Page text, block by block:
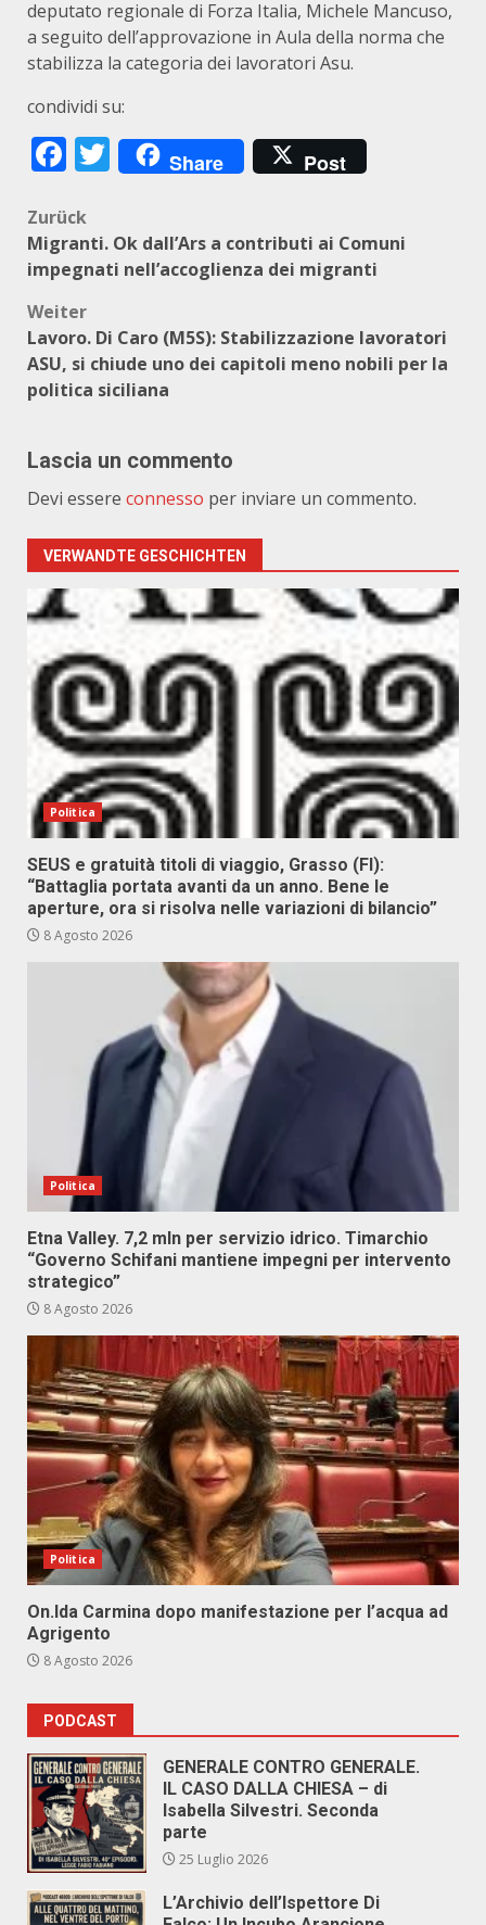
deputato regionale di Forza Italia, Michele Mancuso,
a seguito dell’approvazione in Aula della norma che
stabilizza la categoria dei lavoratori Asu.
condividi su:
Facebook
Twitter
Share Post
Beitragsnavigation
Zurück
Migranti. Ok dall’Ars a contributi ai Comuni
impegnati nell’accoglienza dei migranti
Weiter
Lavoro. Di Caro (M5S): Stabilizzazione lavoratori
ASU, si chiude uno dei capitoli meno nobili per la
politica siciliana
Lascia un commento
Devi essere connesso per inviare un commento.
VERWANDTE GESCHICHTEN
Politica
SEUS e gratuità titoli di viaggio, Grasso (FI):
“Battaglia portata avanti da un anno. Bene le
aperture, ora si risolva nelle variazioni di bilancio”
8 Agosto 2026
Politica
Etna Valley. 7,2 mln per servizio idrico. Timarchio
“Governo Schifani mantiene impegni per intervento
strategico”
8 Agosto 2026
Politica
On.Ida Carmina dopo manifestazione per l’acqua ad
Agrigento
8 Agosto 2026
PODCAST
GENERALE CONTRO GENERALE.
IL CASO DALLA CHIESA – di
Isabella Silvestri. Seconda
parte
25 Luglio 2026
L’Archivio dell’Ispettore Di